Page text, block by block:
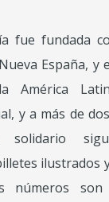
fue fundada
España, y
América
y a más de
solidario
ilustrados
números